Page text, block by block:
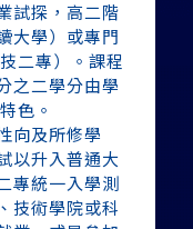
試探，高二階
大學）或專門
二專）。課程
之二學分由學
色。
向及所修學
以升入普通大
專統一入學測
技術學院或科